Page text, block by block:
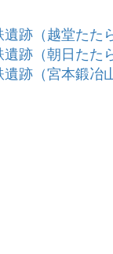
跡（越堂たた
跡（朝日たた
跡（宮本鍛冶